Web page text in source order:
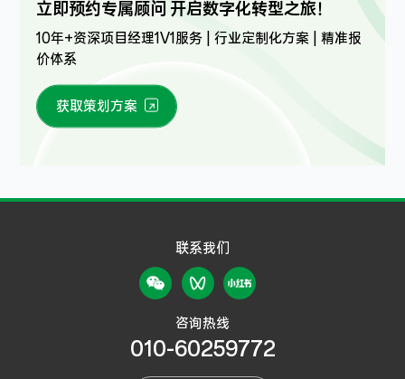
立即预约专属顾问 开启数字化转型之旅！
10年+资深项目经理1V1服务 | 行业定制化方案 | 精准报
价体系
获取策划方案
联系我们
咨询热线
010-60259772